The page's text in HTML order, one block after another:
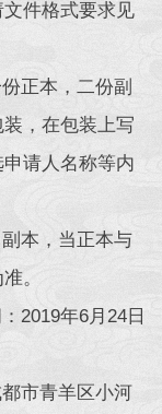
件格式要求见
正本，二份副
，在包装上写
请人名称等内
本，当正本与
。
年6月24日
市青羊区小河